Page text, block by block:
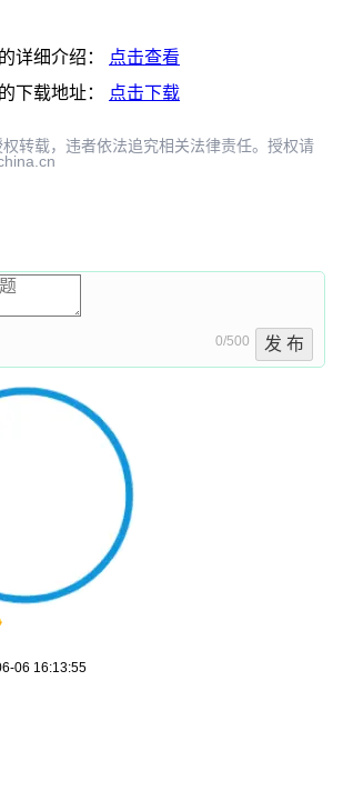
的详细介绍：
点击查看
的下载地址： 点击下载
转载，违者依法追究相关法律责任。授权请
0/500 发 布
06 16:13:55